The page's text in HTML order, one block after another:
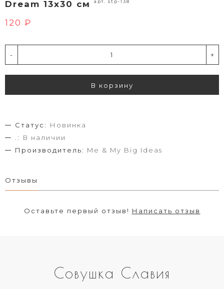
Dream 13х30 см
арт. stp-138
120 ₽
- +
В корзину
Статус:
Новинка
.:
В наличии
Производитель: Me & My Big Ideas
Отзывы
Оставьте первый отзыв! Написать отзыв
Совушка Славия